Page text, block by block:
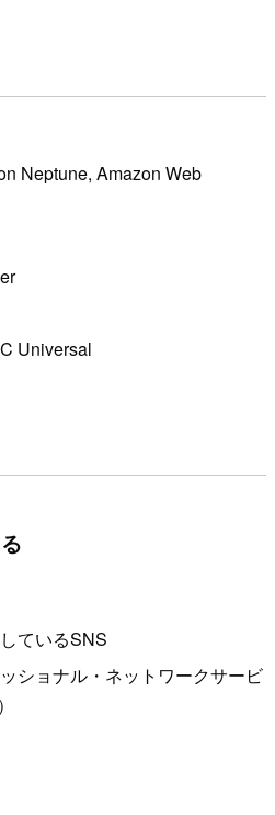
Neptune, Amazon Web
Universal
ているSNS
ショナル・ネットワークサービ